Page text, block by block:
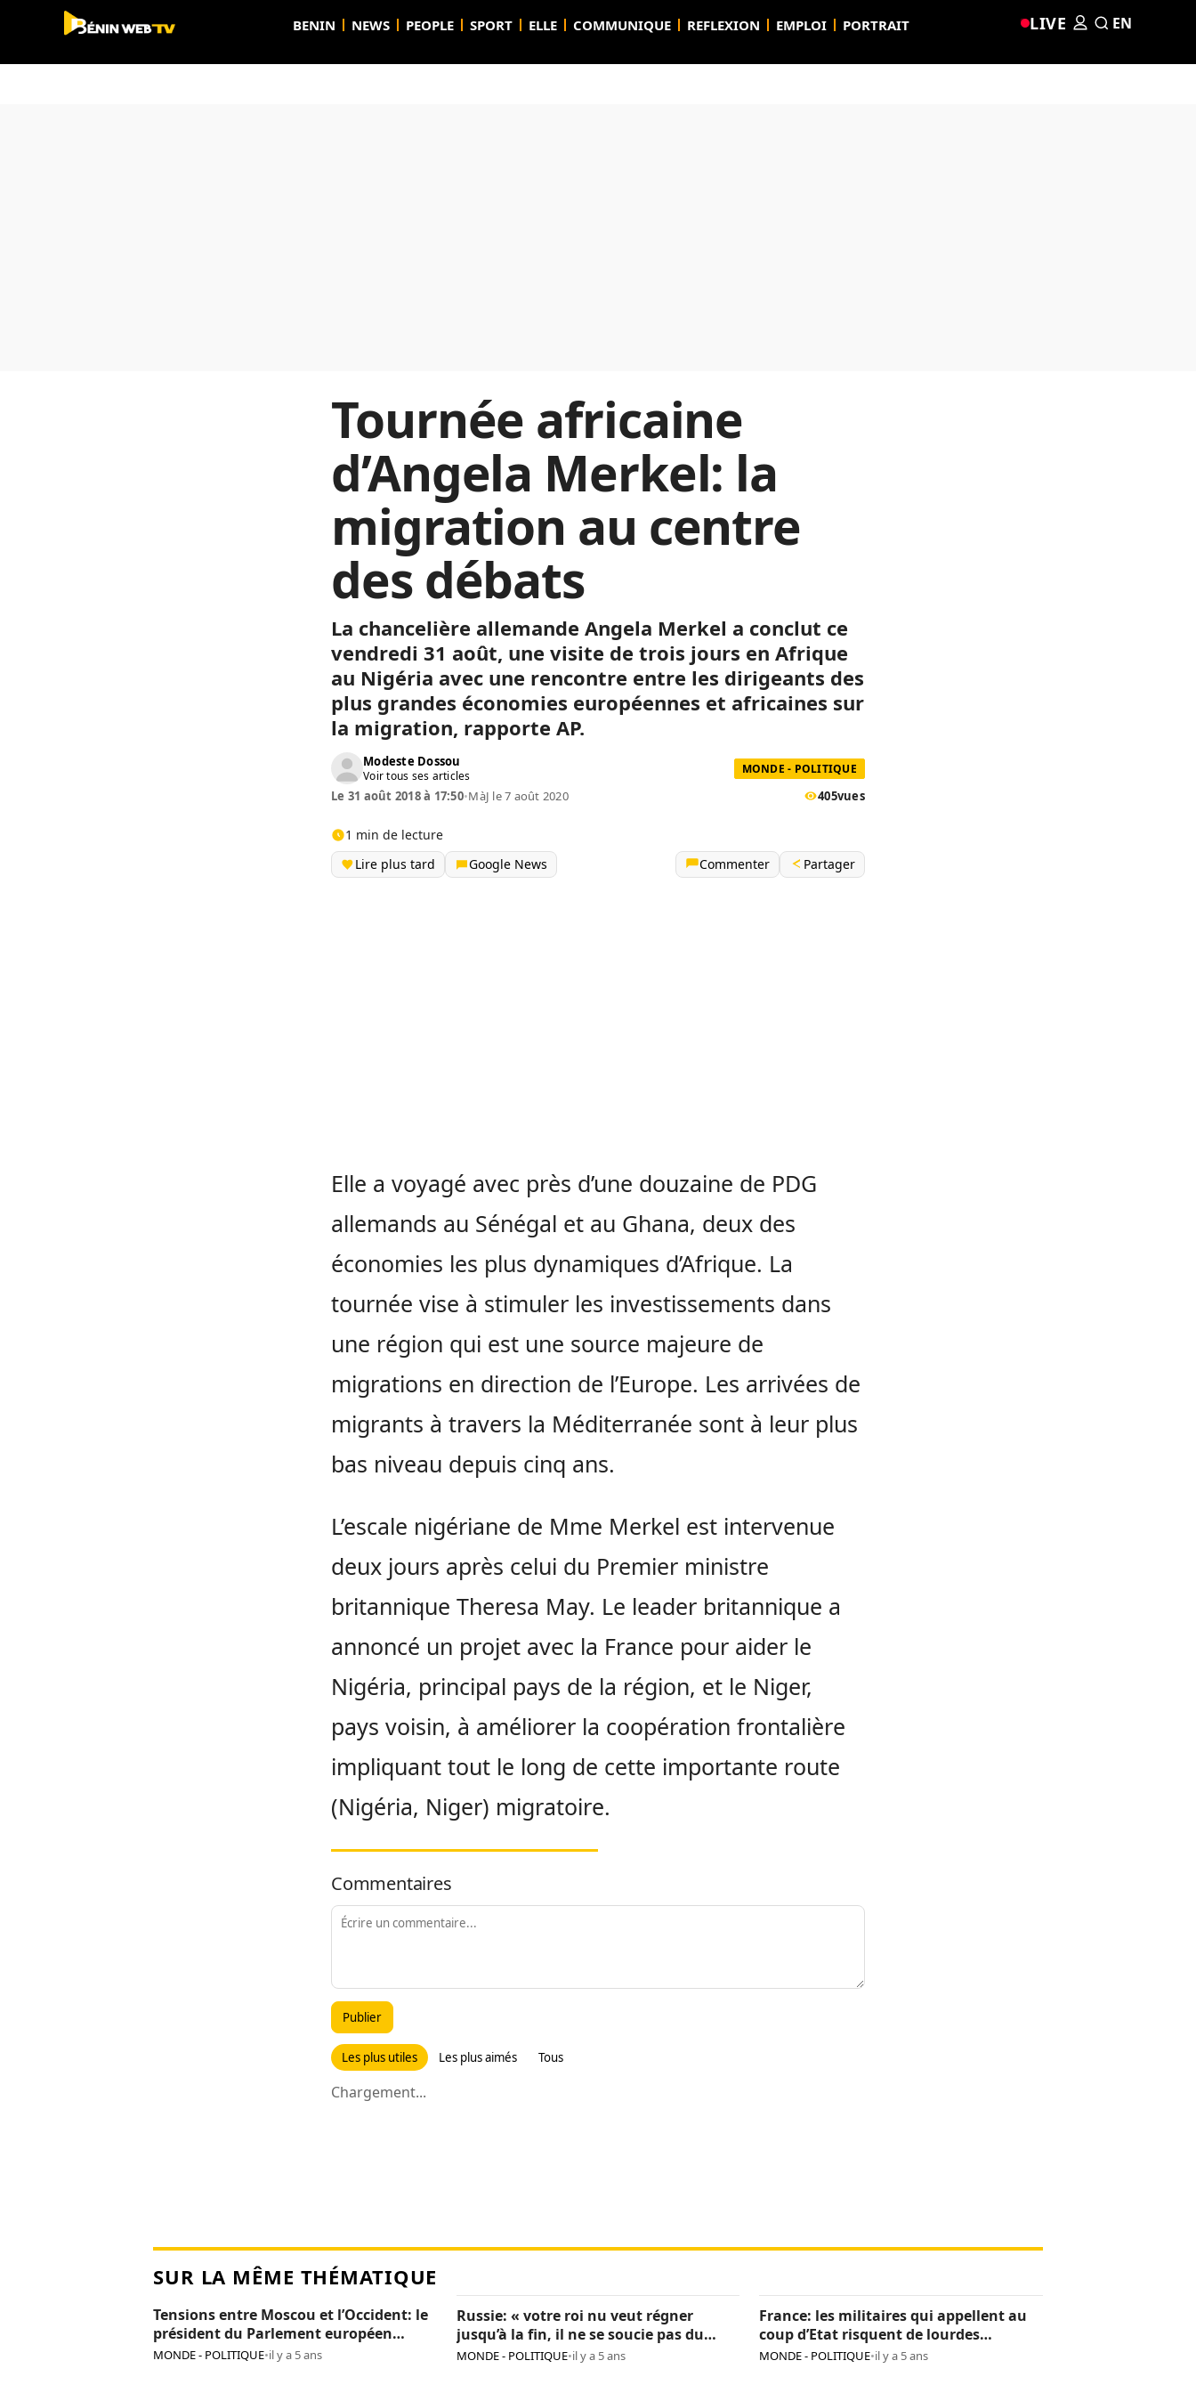
BENIN NEWS PEOPLE SPORT ELLE COMMUNIQUE REFLEXION EMPLOI PORTRAIT LIVE EN
Tournée africaine
d’Angela Merkel: la
migration au centre
des débats
La chancelière allemande Angela Merkel a conclut ce
vendredi 31 août, une visite de trois jours en Afrique
au Nigéria avec une rencontre entre les dirigeants des
plus grandes économies européennes et africaines sur
la migration, rapporte AP.
Modeste Dossou
Voir tous ses articles MONDE - POLITIQUE
Le 31 août 2018 à 17:50•MàJ le 7 août 2020 405vues
1 min de lecture
Lire plus tard
Google News Commenter Partager
Elle a voyagé avec près d’une douzaine de PDG
allemands au Sénégal et au Ghana, deux des
économies les plus dynamiques d’Afrique. La
tournée vise à stimuler les investissements dans
une région qui est une source majeure de
migrations en direction de l’Europe. Les arrivées de
migrants à travers la Méditerranée sont à leur plus
bas niveau depuis cinq ans.
L’escale nigériane de Mme Merkel est intervenue
deux jours après celui du Premier ministre
britannique Theresa May. Le leader britannique a
annoncé un projet avec la France pour aider le
Nigéria, principal pays de la région, et le Niger,
pays voisin, à améliorer la coopération frontalière
impliquant tout le long de cette importante route
(Nigéria, Niger) migratoire.
Commentaires
Publier
Les plus utiles Les plus aimés Tous
Chargement...
SUR LA MÊME THÉMATIQUE
Tensions entre Moscou et l’Occident: le
président du Parlement européen
persona non grata en Russie
MONDE - POLITIQUE•il y a 5 ans
Russie: « votre roi nu veut régner
jusqu’à la fin, il ne se soucie pas du
pays », Navalny critique encore Poutine
MONDE - POLITIQUE•il y a 5 ans
France: les militaires qui appellent au
coup d’Etat risquent de lourdes
sanctions
MONDE - POLITIQUE•il y a 5 ans